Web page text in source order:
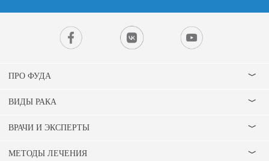
ПРО ФУДА
ВИДЫ РАКА
ВРАЧИ И ЭКСПЕРТЫ
МЕТОДЫ ЛЕЧЕНИЯ